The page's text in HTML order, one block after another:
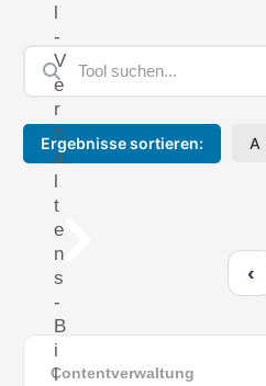
Ergebnisse sortieren: A
l
-
V
e
r
h
a
l
t
e
n
s
-
B
i
l
‹
Contentverwaltung